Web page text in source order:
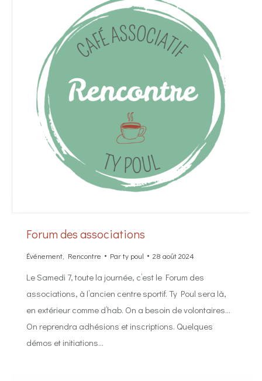
Forum des associations
Événement Rencontre Party poul 28 août 2024
Le Samedi 7, toute la journée, c’est le Forum des
associations, à l’ancien centre sportif. Ty Poul sera là,
en extérieur comme d’hab. On a besoin de volontaires…
On reprendra adhésions et inscriptions. Quelques
démos et initiations…